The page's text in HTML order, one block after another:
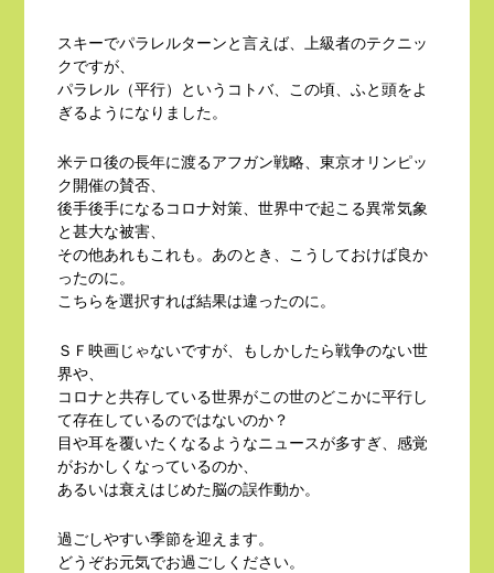
スキーでパラレルターンと言えば、上級者のテクニッ
クですが、
パラレル（平行）というコトバ、この頃、ふと頭をよ
ぎるようになりました。
米テロ後の長年に渡るアフガン戦略、東京オリンピッ
ク開催の賛否、
後手後手になるコロナ対策、世界中で起こる異常気象
と甚大な被害、
その他あれもこれも。あのとき、こうしておけば良か
ったのに。
こちらを選択すれば結果は違ったのに。
ＳＦ映画じゃないですが、もしかしたら戦争のない世
界や、
コロナと共存している世界がこの世のどこかに平行し
て存在しているのではないのか？
目や耳を覆いたくなるようなニュースが多すぎ、感覚
がおかしくなっているのか、
あるいは衰えはじめた脳の誤作動か。
過ごしやすい季節を迎えます。
どうぞお元気でお過ごしください。